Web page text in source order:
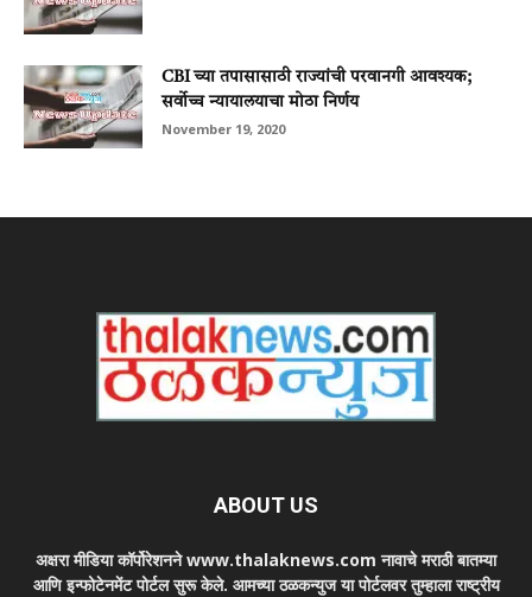
CBI च्या तपासासाठी राज्यांची परवानगी आवश्यक;
सर्वोच्च न्यायालयाचा मोठा निर्णय
November 19, 2020
ABOUT US
अक्षरा मीडिया कॉर्पोरेशनने www.thalaknews.com नावाचे मराठी बातम्या
आणि इन्फोटेनमेंट पोर्टल सुरू केले. आमच्या ठळकन्युज या पोर्टलवर तुम्हाला राष्ट्रीय